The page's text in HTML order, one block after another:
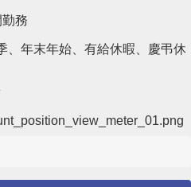
務
、年末年始、有給休暇、慶弔休